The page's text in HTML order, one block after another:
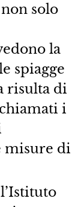
solo
la
spiagge
risulta di
i
misure di